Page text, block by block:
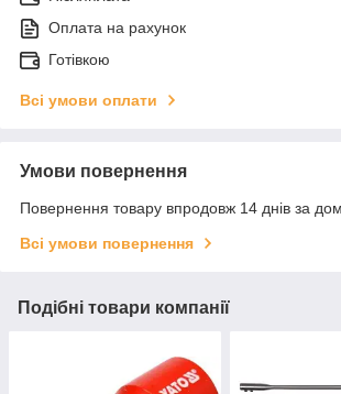
Оплата на рахунок
Готівкою
Всі умови оплати
Умови повернення
Повернення товару впродовж 14 днів за
Всі умови повернення
Подібні товари компанії